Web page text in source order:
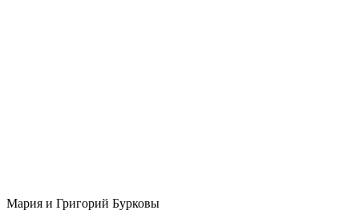
Мария и Григорий Бурковы